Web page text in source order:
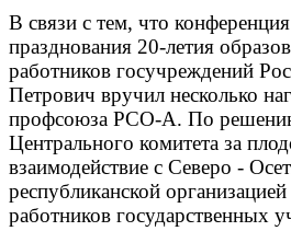
В связи с тем, что
празднования 20-летия
работников госучреждений
Петрович вручил несколько
профсоюза РСО-А. По
Центрального комитета за
взаимодействие с Северо -
республиканской
работников государственных